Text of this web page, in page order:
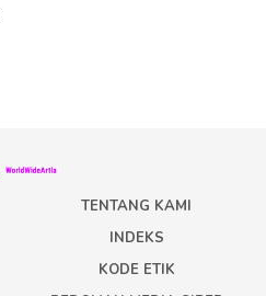
TENTANG KAMI
INDEKS
KODE ETIK